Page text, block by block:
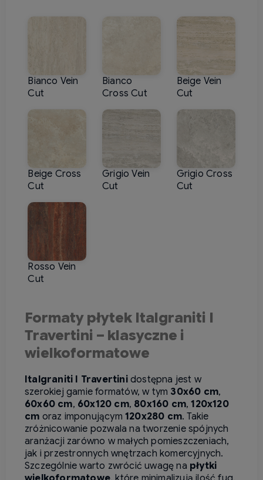
Bianco Vein
Cut
Bianco
Cross Cut
Beige Vein
Cut
Beige Cross
Cut
Grigio Vein
Cut
Grigio Cross
Cut
Rosso Vein
Cut
Formaty płytek Italgraniti I
Travertini – klasyczne i
wielkoformatowe
Italgraniti I Travertinidostępna jest w
szerokiej gamie formatów, w tym 30x60 cm,
60x60 cm, 60x120 cm, 80x160 cm,120x120
cm oraz imponującym120x280 cm. Takie
zróżnicowanie pozwala na tworzenie spójnych
aranżacji zarówno w małych pomieszczeniach,
jak i przestronnych wnętrzach komercyjnych.
Szczególnie warto zwrócić uwagę na płytki